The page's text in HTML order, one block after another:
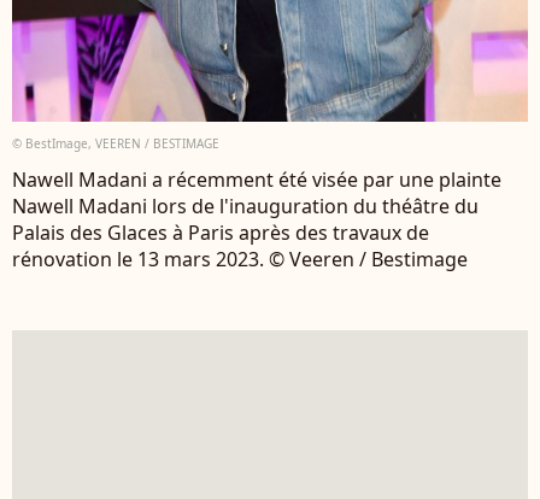
© BestImage, VEEREN / BESTIMAGE
Nawell Madani a récemment été visée par une plainte
Nawell Madani lors de l'inauguration du théâtre du
Palais des Glaces à Paris après des travaux de
rénovation le 13 mars 2023. © Veeren / Bestimage